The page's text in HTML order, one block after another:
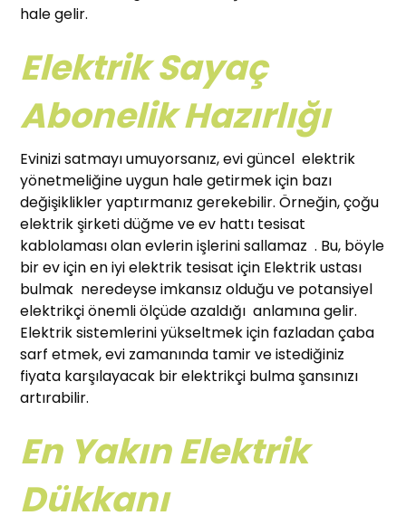
hale gelir.
Elektrik Sayaç
Abonelik Hazırlığı
Evinizi satmayı umuyorsanız, evi güncel elektrik
yönetmeliğine uygun hale getirmek için bazı
değişiklikler yaptırmanız gerekebilir. Örneğin, çoğu
elektrik şirketi düğme ve ev hattı tesisat
kablolaması olan evlerin işlerini sallamaz . Bu, böyle
bir ev için en iyi elektrik tesisat için Elektrik ustası
bulmak neredeyse imkansız olduğu ve potansiyel
elektrikçi önemli ölçüde azaldığı anlamına gelir.
Elektrik sistemlerini yükseltmek için fazladan çaba
sarf etmek, evi zamanında tamir ve istediğiniz
fiyata karşılayacak bir elektrikçi bulma şansınızı
artırabilir.
En Yakın Elektrik
Dükkanı